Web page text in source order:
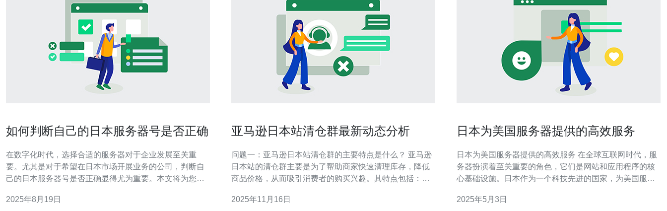
如何判断自己的日本服务器号是否正确
在数字化时代，选择合适的服务器对于企业发展至关重
要。尤其是对于希望在日本市场开展业务的公司，判断自
己的日本服务器号是否正确显得尤为重要。本文将为您提
性，以确保业务的顺利开展。 如何检查日本服务器号的格
2025年8月19日
亚马逊日本站清仓群最新动态分析
问题一：亚马逊日本站清仓群的主要特点是什么？ 亚马逊
日本站的清仓群主要是为了帮助商家快速清理库存，降低
商品价格，从而吸引消费者的购买兴趣。其特点包括：商
对较低，常常能吸引大量消费者的注意；以及更新频率
2025年11月16日
日本为美国服务器提供的高效服务
日本为美国服务器提供的高效服务 在全球互联网时代，服
务器扮演着至关重要的角色，它们是网站和应用程序的核
心基础设施。日本作为一个科技先进的国家，为美国服务
势。 日本拥有世界领先的网络基础设施，其网络连接速度
2025年5月3日